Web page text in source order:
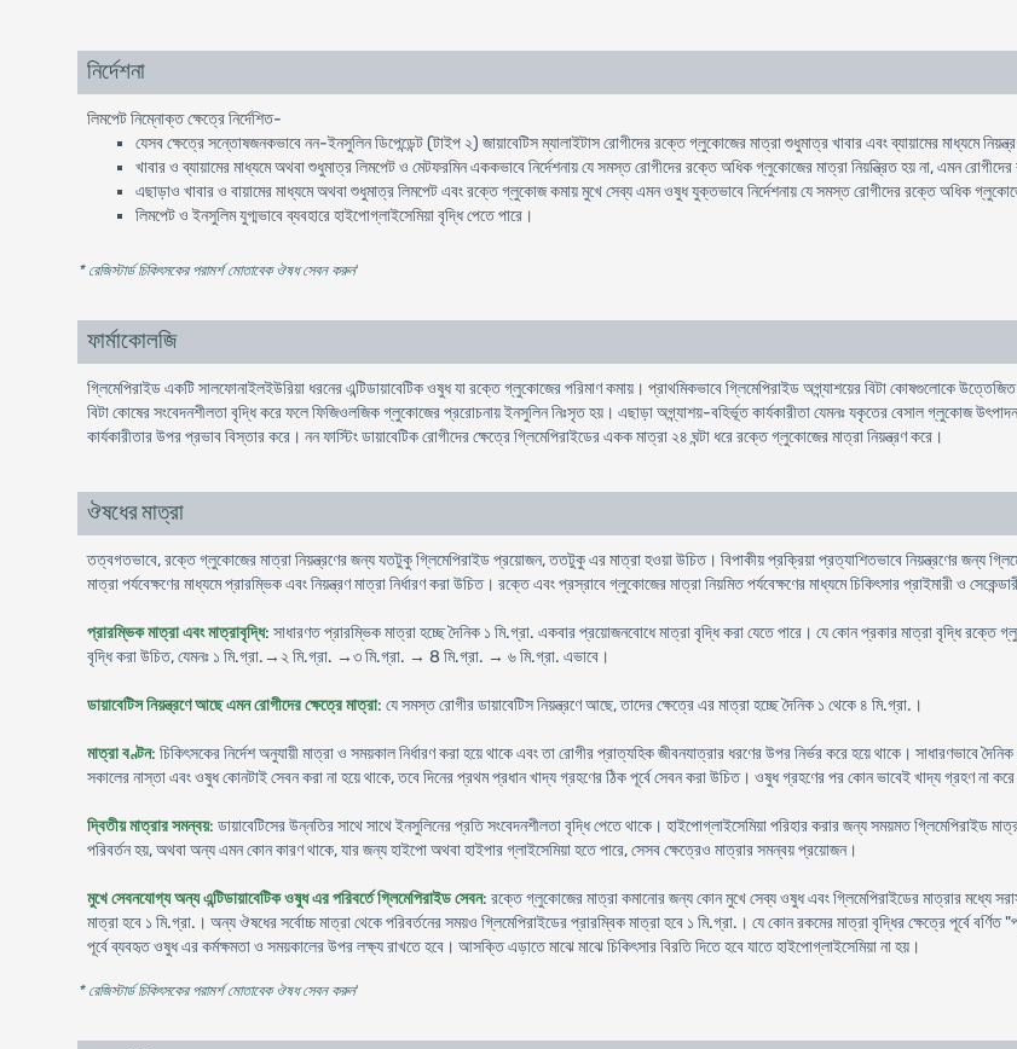
নির্দেশনা
লিমপেট নিম্নোক্ত ক্ষেত্রে নির্দেশিত-
যেসব ক্ষেত্রে সন্তোষজনকভাবে নন-ইনসুলিন ডিপেন্ডেন্ট (টাইপ ২) জায়াবেটিস ম্যালাইটাস রোগীদের রক্তে গ্লুকোজের মাত্রা শুধুমাত্র খাবার এবং ব্যায়ামের মাধ্যমে
খাবার ও ব্যায়ামের মাধ্যমে অথবা শুধুমাত্র লিমপেট ও মেটফরমিন এককভাবে নির্দেশনায় যে সমস্ত রোগীদের রক্তে অধিক গ্লুকোজের মাত্রা নিয়ন্ত্রিত হয় না, এমন
এছাড়াও খাবার ও বায়ামের মাধ্যমে অথবা শুধুমাত্র লিমপেট এবং রক্তে গ্লুকোজ কমায় মুখে সেব্য এমন ওষুধ যুক্তভাবে নির্দেশনায় যে সমস্ত রোগীদের রক্তে অধিক
লিমপেট ও ইনসুলিম যুগ্মভাবে ব্যবহারে হাইপোগ্লাইসেমিয়া বৃদ্ধি পেতে পারে।
* রেজিস্টার্ড চিকিৎসকের পরামর্শ মোতাবেক ঔষধ সেবন করুন'
ফার্মাকোলজি
গ্লিমেপিরাইড একটি সালফোনাইলইউরিয়া ধরনের এন্টিডায়াবেটিক ওষুধ যা রক্তে গ্লুকোজের পরিমাণ কমায়। প্রাথমিকভাবে গ্লিমেপিরাইড অগ্ন্যাশয়ের বিটা কোষগুলোকে
বিটা কোষের সংবেদনশীলতা বৃদ্ধি করে ফলে ফিজিওলজিক গ্লুকোজের প্ররোচনায় ইনসুলিন নিঃসৃত হয়। এছাড়া অগ্ন্যাশয়-বহির্ভূত কার্যকারীতা যেমনঃ যকৃতের বেসাল গ্লুকোজ
কার্যকারীতার উপর প্রভাব বিস্তার করে। নন ফাস্টিং ডায়াবেটিক রোগীদের ক্ষেত্রে গ্লিমেপিরাইডের একক মাত্রা ২৪ ঘন্টা ধরে রক্তে গ্লুকোজের মাত্রা নিয়ন্ত্রণ করে।
ঔষধের মাত্রা
তত্বগতভাবে, রক্তে গ্লুকোজের মাত্রা নিয়ন্ত্রণের জন্য যতটুকু গ্লিমেপিরাইড প্রয়োজন, ততটুকু এর মাত্রা হওয়া উচিত। বিপাকীয় প্রক্রিয়া প্রত্যাশিতভাবে নিয়ন্ত্রণের জন্য
মাত্রা পর্যবেক্ষণের মাধ্যমে প্রারম্ভিক এবং নিয়ন্ত্রণ মাত্রা নির্ধারণ করা উচিত। রক্তে এবং প্রস্রাবে গ্লুকোজের মাত্রা নিয়মিত পর্যবেক্ষণের মাধ্যমে চিকিৎসার প্রাইমারী ও
প্রারম্ভিক মাত্রা এবং মাত্রাবৃদ্ধি: সাধারণত প্রারম্ভিক মাত্রা হচ্ছে দৈনিক ১ মি.গ্রা. একবার প্রয়োজনবোধে মাত্রা বৃদ্ধি করা যেতে পারে। যে কোন প্রকার মাত্রা বৃদ্ধি রক্তে
বৃদ্ধি করা উচিত, যেমনঃ ১ মি.গ্রা.→২ মি.গ্রা. →৩ মি.গ্রা. → 8 মি.গ্রা. → ৬ মি.গ্রা. এভাবে।
ডায়াবেটিস নিয়ন্ত্রণে আছে এমন রোগীদের ক্ষেত্রে মাত্রা: যে সমস্ত রোগীর ডায়াবেটিস নিয়ন্ত্রণে আছে, তাদের ক্ষেত্রে এর মাত্রা হচ্ছে দৈনিক ১ থেকে ৪ মি.গ্রা.।
মাত্রা বণ্টন: চিকিৎসকের নির্দেশ অনুযায়ী মাত্রা ও সময়কাল নির্ধারণ করা হয়ে থাকে এবং তা রোগীর প্রাত্যহিক জীবনযাত্রার ধরণের উপর নির্ভর করে হয়ে থাকে। সাধারণভাবে
সকালের নাস্তা এবং ওষুধ কোনটাই সেবন করা না হয়ে থাকে, তবে দিনের প্রথম প্রধান খাদ্য গ্রহণের ঠিক পূর্বে সেবন করা উচিত। ওষুধ গ্রহণের পর কোন ভাবেই খাদ্য গ্রহণ না
দ্বিতীয় মাত্রার সমন্বয়: ডায়াবেটিসের উন্নতির সাথে সাথে ইনসুলিনের প্রতি সংবেদনশীলতা বৃদ্ধি পেতে থাকে। হাইপোগ্লাইসেমিয়া পরিহার করার জন্য সময়মত গ্লিমেপিরাইড
পরিবর্তন হয়, অথবা অন্য এমন কোন কারণ থাকে, যার জন্য হাইপো অথবা হাইপার গ্লাইসেমিয়া হতে পারে, সেসব ক্ষেত্রেও মাত্রার সমন্বয় প্রয়োজন।
মুখে সেবনযোগ্য অন্য এন্টিডায়াবেটিক ওষুধ এর পরিবর্তে গ্লিমেপিরাইড সেবন: রক্তে গ্লুকোজের মাত্রা কমানোর জন্য কোন মুখে সেব্য ওষুধ এবং গ্লিমেপিরাইডের মাত্রার মধ্যে
মাত্রা হবে ১ মি.গ্রা.। অন্য ঔষধের সর্বোচ্চ মাত্রা থেকে পরিবর্তনের সময়ও গ্লিমেপিরাইডের প্রারম্বিক মাত্রা হবে ১ মি.গ্রা.। যে কোন রকমের মাত্রা বৃদ্ধির ক্ষেত্রে পূর্বে
পূর্বে ব্যবহৃত ওষুধ এর কর্মক্ষমতা ও সময়কালের উপর লক্ষ্য রাখতে হবে। আসক্তি এড়াতে মাঝে মাঝে চিকিৎসার বিরতি দিতে হবে যাতে হাইপোগ্লাইসেমিয়া না হয়।
* রেজিস্টার্ড চিকিৎসকের পরামর্শ মোতাবেক ঔষধ সেবন করুন'